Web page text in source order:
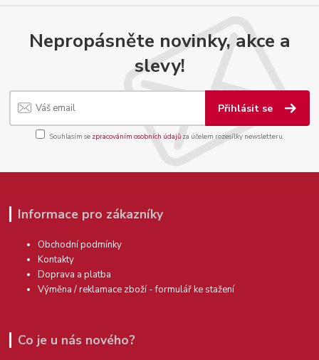
Nepropásněte novinky, akce a
slevy!
Přihlásit se
Souhlasím se zpracováním osobních údajůza účelem rozesílky newsletteru.
Informace pro zákazníky
Obchodní podmínky
Kontakty
Doprava a platba
Výměna / reklamace zboží - formulář ke stažení
Co je u nás nového?